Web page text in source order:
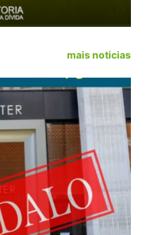
mais noticias